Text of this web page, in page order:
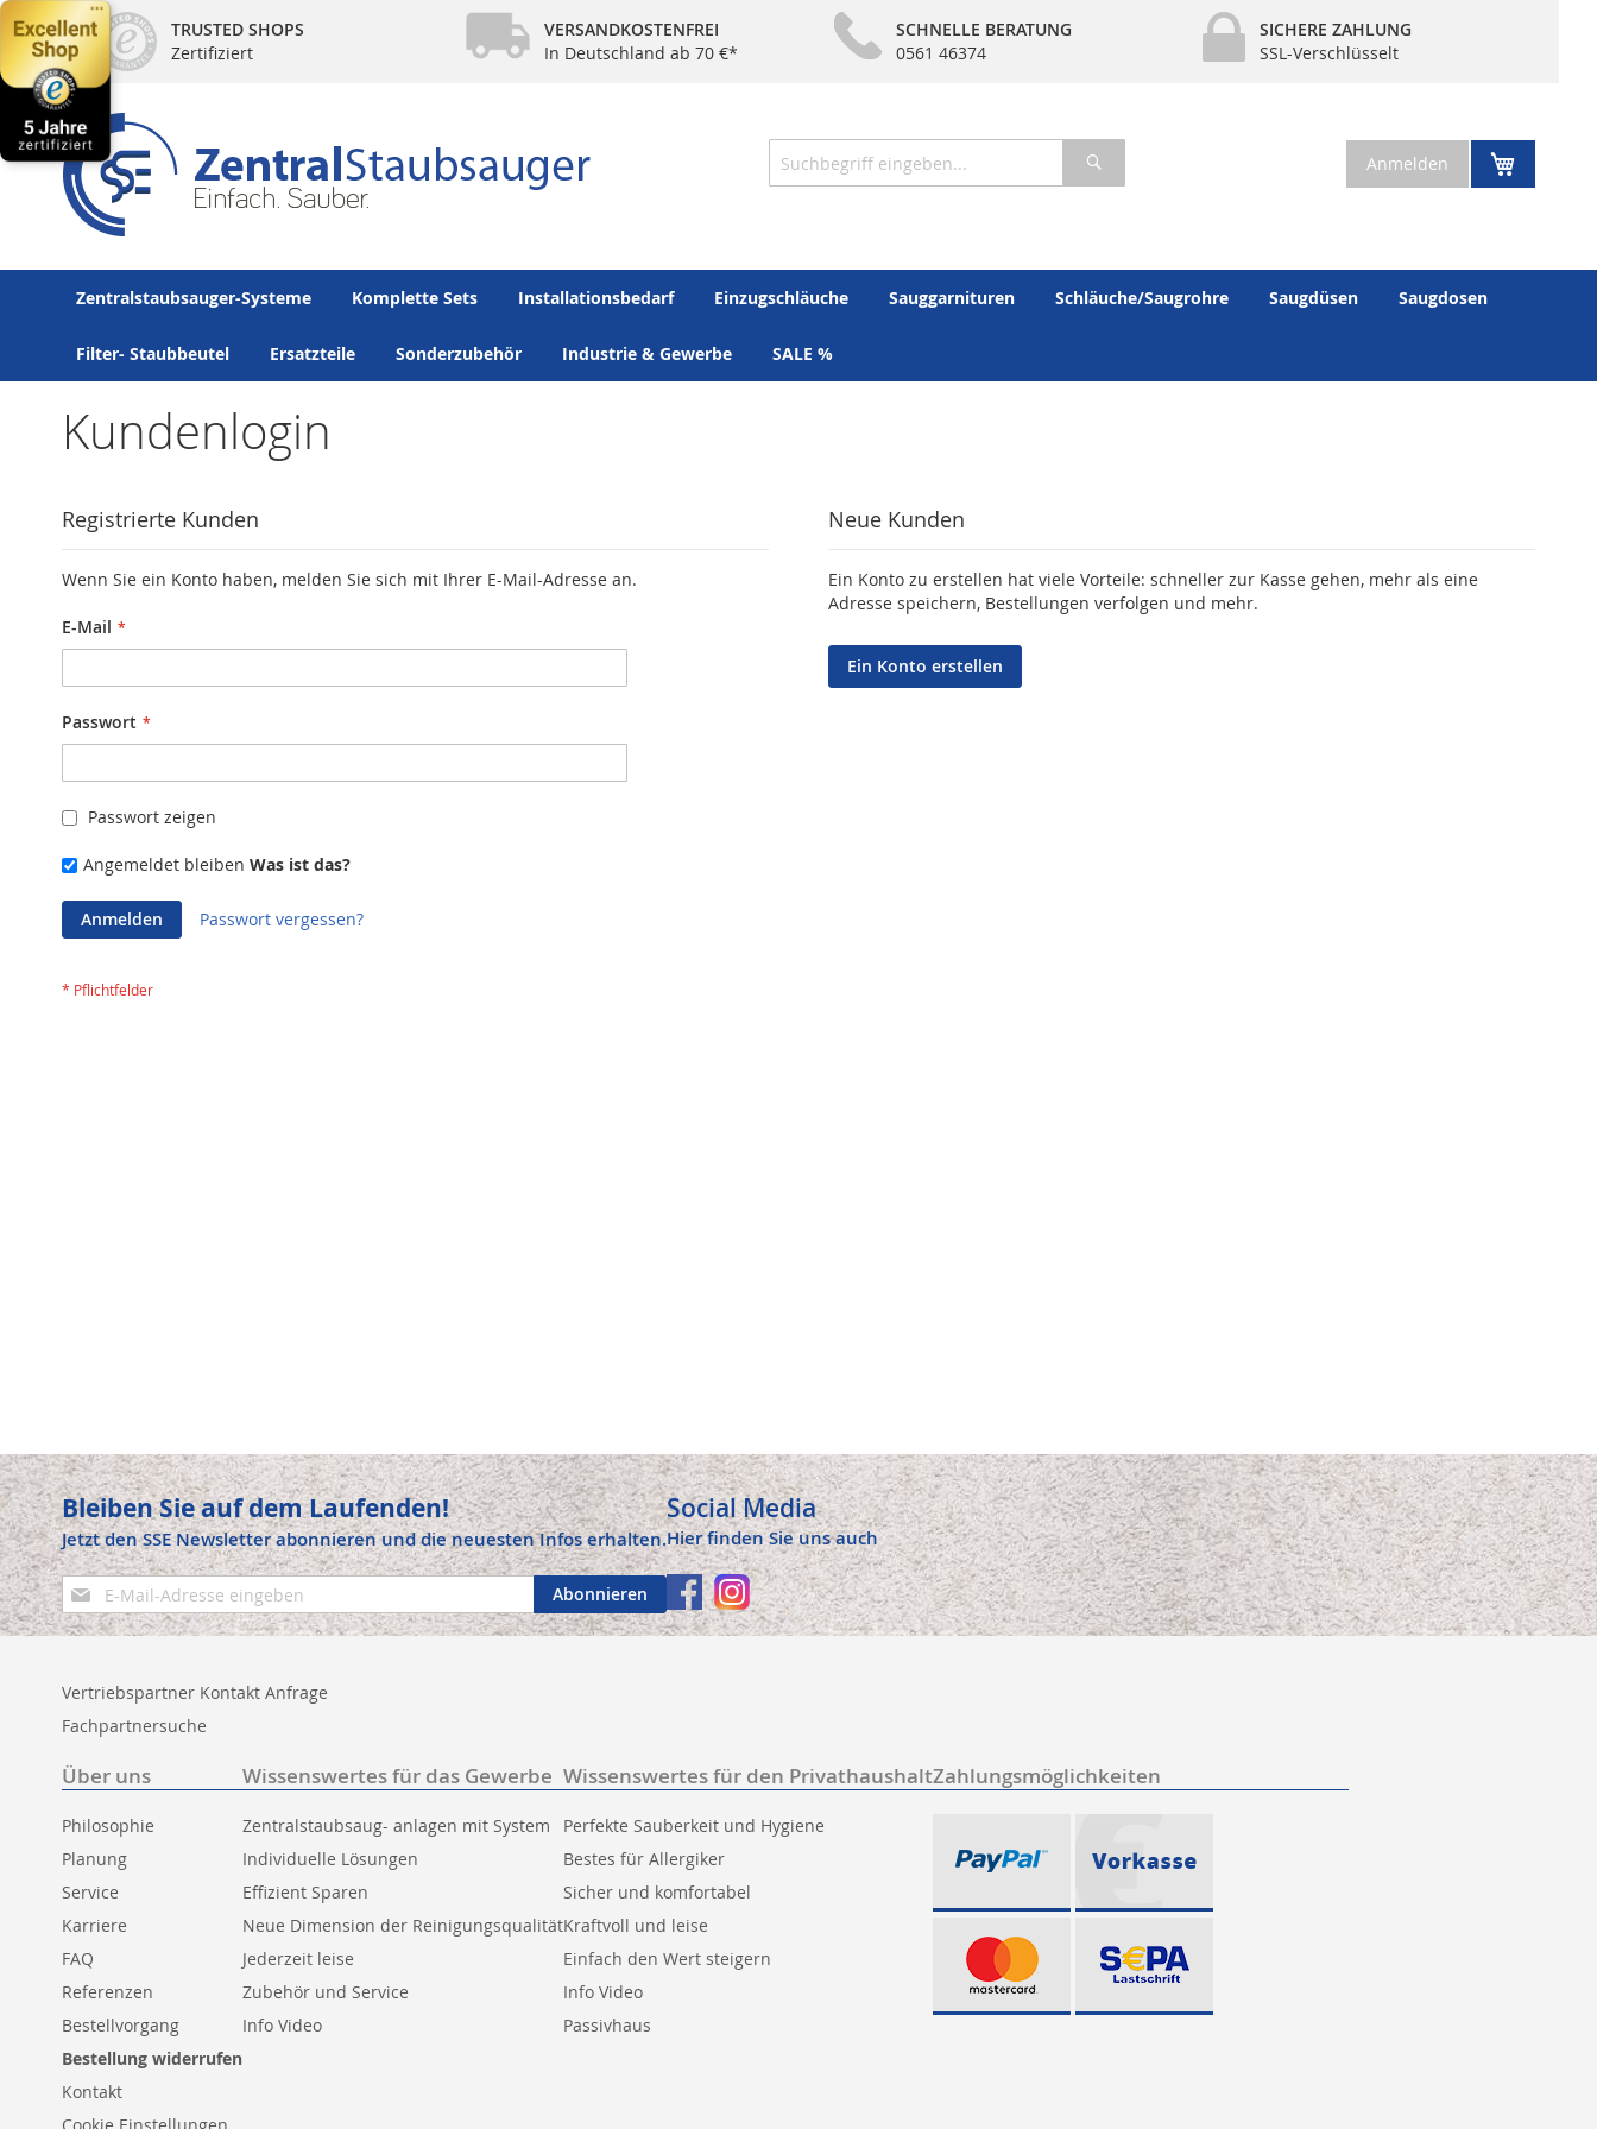
Direkt
zum
Inhalt
TRUSTED SHOPS
Zertifiziert
VERSANDKOSTENFREI
In Deutschland ab 70 €*
SCHNELLE BERATUNG
0561 46374
SICHERE ZAHLUNG
SSL-Verschlüsselt
Anmelden
Suche
Zentralstaubsauger-Systeme Komplette Sets Installationsbedarf Einzugschläuche Sauggarnituren Schläuche/Saugrohre Saugdüsen Saugdosen
Filter- Staubbeutel Ersatzteile Sonderzubehör Industrie & Gewerbe SALE %
Kundenlogin
Registrierte Kunden
Wenn Sie ein Konto haben, melden Sie sich mit Ihrer E-Mail-Adresse an.
E-Mail
Passwort
Passwort zeigen
Angemeldet bleiben Was ist das?
Anmelden Passwort vergessen?
Neue Kunden
Ein Konto zu erstellen hat viele Vorteile: schneller zur Kasse gehen, mehr als eine
Adresse speichern, Bestellungen verfolgen und mehr.
Ein Konto erstellen
Bleiben Sie auf dem Laufenden!
Jetzt den SSE Newsletter abonnieren und die neuesten Infos erhalten.
Anmeldung
zum
Newsletter:
Abonnieren
Social Media
Hier finden Sie uns auch
Vertriebspartner Kontakt Anfrage
Fachpartnersuche
Über uns
Philosophie
Planung
Service
Karriere
FAQ
Referenzen
Bestellvorgang
Bestellung widerrufen
Kontakt
Wissenswertes für das Gewerbe
Zentralstaubsaug- anlagen mit System
Individuelle Lösungen
Effizient Sparen
Neue Dimension der Reinigungsqualität
Jederzeit leise
Zubehör und Service
Info Video
Wissenswertes für den Privathaushalt
Perfekte Sauberkeit und Hygiene
Bestes für Allergiker
Sicher und komfortabel
Kraftvoll und leise
Einfach den Wert steigern
Info Video
Passivhaus
Zahlungsmöglichkeiten